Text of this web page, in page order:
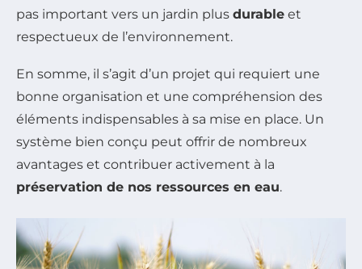
pas important vers un jardin plus durable et
respectueux de l’environnement.
En somme, il s’agit d’un projet qui requiert une
bonne organisation et une compréhension des
éléments indispensables à sa mise en place. Un
système bien conçu peut offrir de nombreux
avantages et contribuer activement à la
préservation de nos ressources en eau.